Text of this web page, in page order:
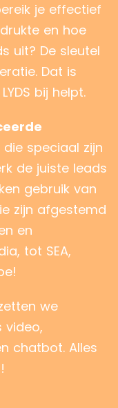
je effectief
en hoe
uit? De sleutel
Dat is
bij helpt.
die speciaal zijn
de juiste leads
gebruik van
zijn afgestemd
en
tot SEA,
we
video,
chatbot. Alles